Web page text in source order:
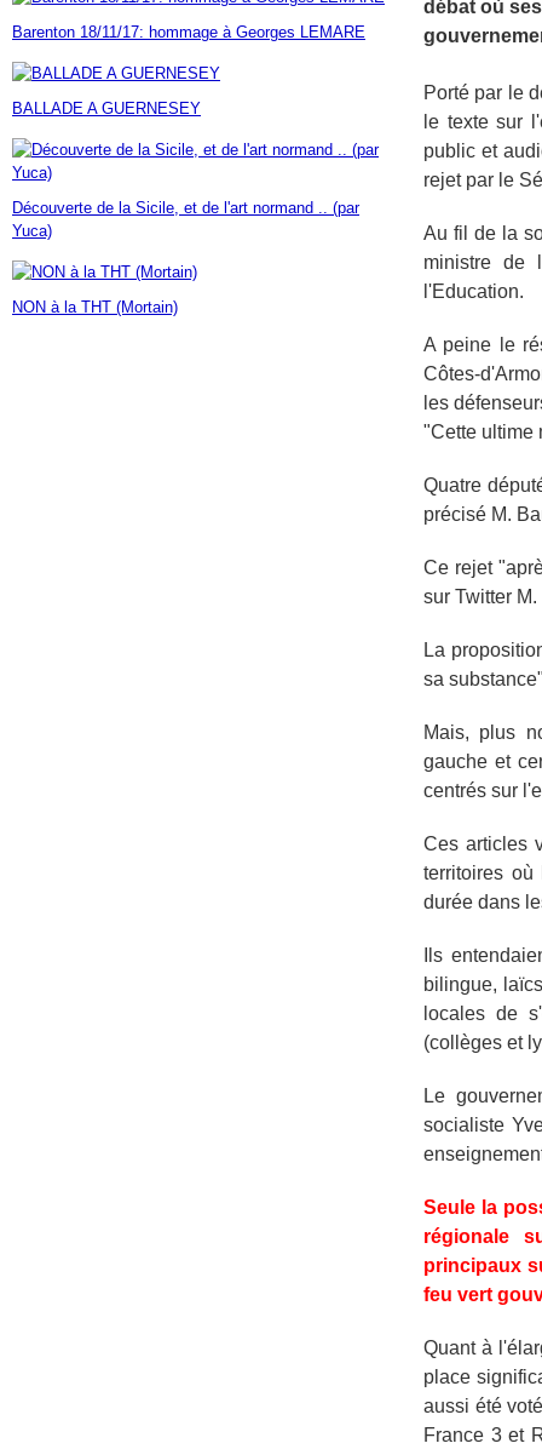
Janvier(7)
Février(9)
Janvier(18)
Mars(60)
Février(24)
Janvier(23)
Avril(14)
Mars (17)
Février(46)
Janvier (35)
Barenton 18/11/17: hommage à Georges LEMARE
BALLADE A GUERNESEY
Découverte de la Sicile, et de l'art normand .. (par
Yuca)
NON à la THT (Mortain)
débat où
Porté par le
le texte sur
public et
rejet par le
Au fil de la
ministre de
l'Education.
A peine le
Côtes-
les
"Cette ultime
Quatre
précisé M.
Ce rejet
sur Twitter M.
La
sa
Mais, plus
gauche et
centrés sur
Ces articles
territoires
durée dans
Ils
bilingue,
locales de
(collèges et
Le
socialiste
Seule la
régionale
principaux
feu vert
Quant à
place
aussi été
France 3 et